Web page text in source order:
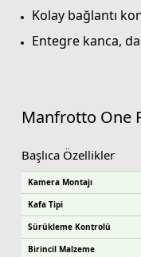
Kolay bağlantı
Entegre kanca,
Manfrotto One
Başlıca Özellikler
Kamera Montajı
Kafa Tipi
Sürükleme Kontrolü
Birincil Malzeme